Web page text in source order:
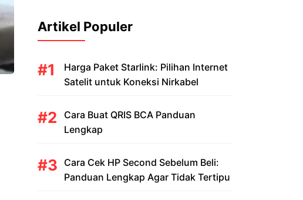
Artikel Populer
Harga Paket Starlink: Pilihan Internet
Satelit untuk Koneksi Nirkabel
Cara Buat QRIS BCA Panduan
Lengkap
Cara Cek HP Second Sebelum Beli:
Panduan Lengkap Agar Tidak Tertipu